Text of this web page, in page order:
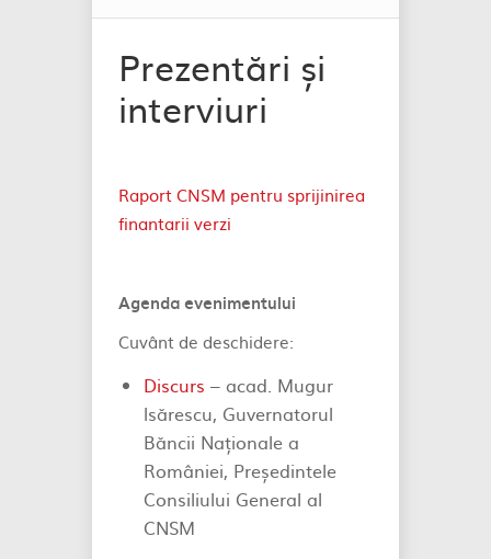
Prezentări și
interviuri
Raport CNSM pentru sprijinirea
finantarii verzi
Agenda evenimentului
Cuvânt de deschidere:
Discurs – acad. Mugur
lsărescu, Guvernatorul
Băncii Naționale a
României, Președintele
Consiliului General al
CNSM